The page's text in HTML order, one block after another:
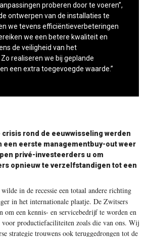
proberen door te voeren”,
ontwerpen van de installaties te
we tevens efficiëntie­verbeteringen
we een betere kwaliteit en
de veiligheid van het
realiseren we bij geplande
een extra toegevoegde waarde.”
crisis rond de eeuwwisseling werden
een eerste managementbuy-out weer
privé-investeerders u om
opnieuw te verzelfstandigen tot een
in de recessie een totaal andere richting
in het internationale plaatje. De Zwitsers
om een kennis- en servicebedrijf te worden en
voor productiefaciliteiten zoals die van ons. Wij
strategie trouwens ook teruggedrongen totde